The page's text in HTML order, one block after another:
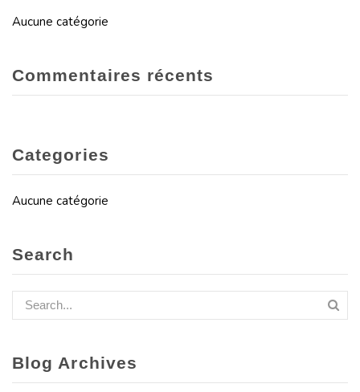
Aucune catégorie
Commentaires récents
Categories
Aucune catégorie
Search
Blog Archives